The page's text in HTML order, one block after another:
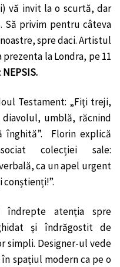
vă invit la o scurtă, dar
Să privim pentru câteva
spre daci. Artistul
la Londra, pe 11
NEPSIS.
Testament: „Fiţi treji,
umblă, răcnind
înghită”. Florin explică
colecției sale:
ca un apel urgent
atenția spre
și îndrăgostit de
simpli. Designer-ul vede
spațiul modern ca pe o